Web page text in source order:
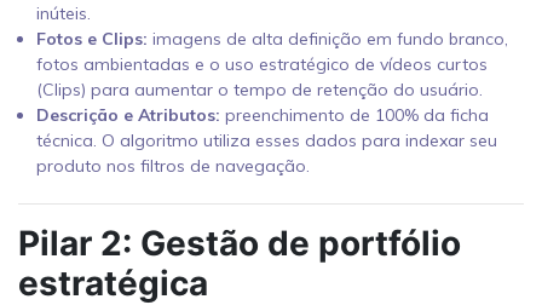
inúteis.
Fotos e Clips: imagens de alta definição em fundo branco,
fotos ambientadas e o uso estratégico de vídeos curtos
(Clips) para aumentar o tempo de retenção do usuário.
Descrição e Atributos: preenchimento de 100% da ficha
técnica. O algoritmo utiliza esses dados para indexar seu
produto nos filtros de navegação.
Pilar 2: Gestão de portfólio
estratégica